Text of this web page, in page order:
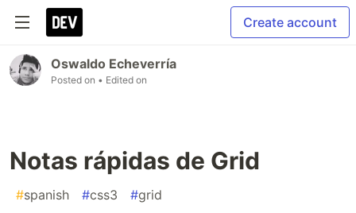
Create account
Oswaldo Echeverría
Posted on • Edited on
Notas rápidas de Grid
#spanish #css3 #grid